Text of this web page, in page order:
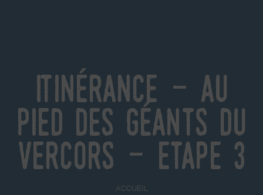
Itinérance - Au
pied des géants du
Vercors - Etape 3
ACCUEIL